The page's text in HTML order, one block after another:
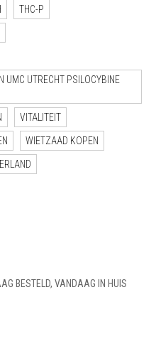
THC-P
UMC UTRECHT PSILOCYBINE
VITALITEIT
WIETZAAD KOPEN
BESTELD, VANDAAG IN HUIS